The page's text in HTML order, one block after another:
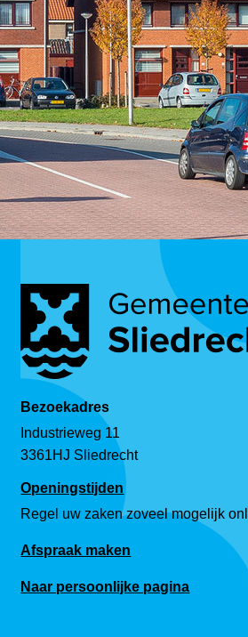
Bezoekadres
Industrieweg 11
3361HJ Sliedrecht
Openingstijden
Regel uw zaken zoveel mogelijk
Afspraak maken
Naar persoonlijke pagina